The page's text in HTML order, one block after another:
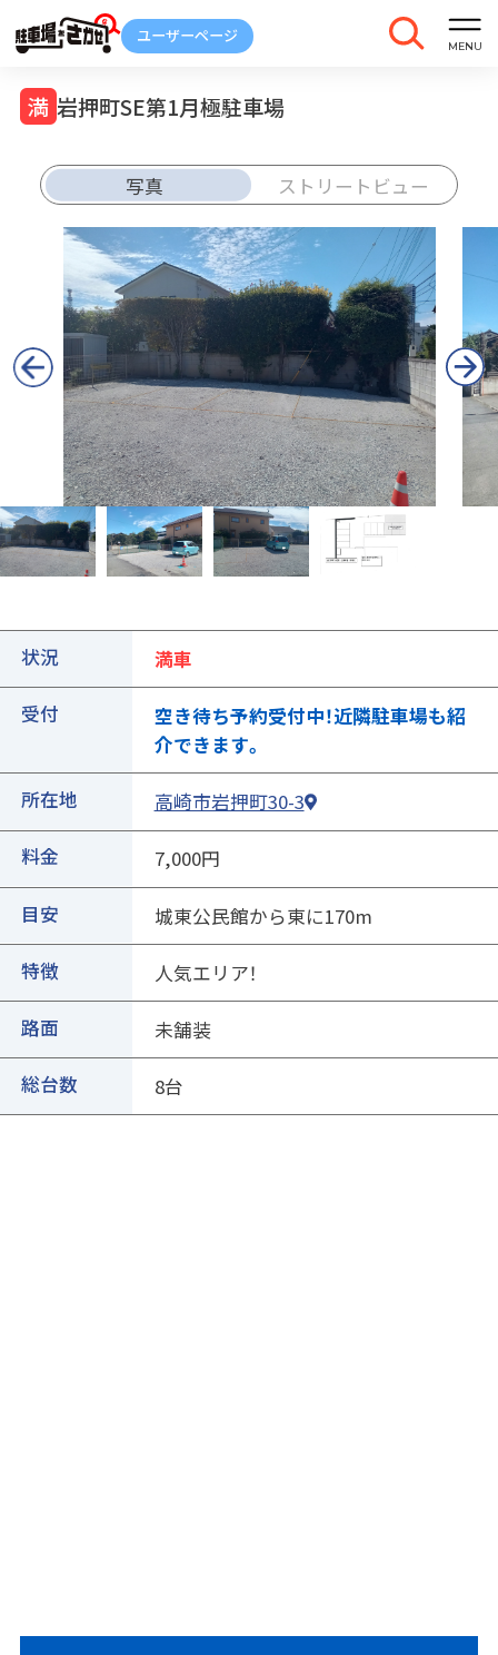
岩押町SE第1月極駐車場
写真 ストリートビュー
状況 満車
受付
空き待ち予約受付中！近隣駐車場も紹
介できます。
所在地 高崎市岩押町30-3
料金 7,000円
目安 城東公民館から東に170m
特徴 人気エリア！
路面 未舗装
総台数 8台
解約
車庫証明
発行
トラブル
報告
ご契約中の駐車場ページのボタン
①ご契約中の駐車場の詳細ページを開きます
②ページ中ほどの各種ボタンを押します